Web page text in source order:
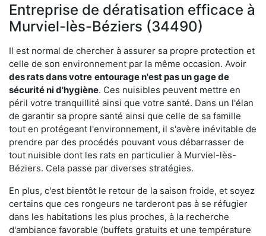
Entreprise de dératisation efficace à
Murviel-lès-Béziers (34490)
Il est normal de chercher à assurer sa propre protection et
celle de son environnement par la même occasion. Avoir
des rats dans votre entourage n'est pas un gage de
sécurité ni d'hygiène. Ces nuisibles peuvent mettre en
péril votre tranquillité ainsi que votre santé. Dans un l'élan
de garantir sa propre santé ainsi que celle de sa famille
tout en protégeant l'environnement, il s'avère inévitable de
prendre par des procédés pouvant vous débarrasser de
tout nuisible dont les rats en particulier à Murviel-lès-
Béziers. Cela passe par diverses stratégies.
En plus, c'est bientôt le retour de la saison froide, et soyez
certains que ces rongeurs ne tarderont pas à se réfugier
dans les habitations les plus proches, à la recherche
d'ambiance favorable (buffets gratuits et une température